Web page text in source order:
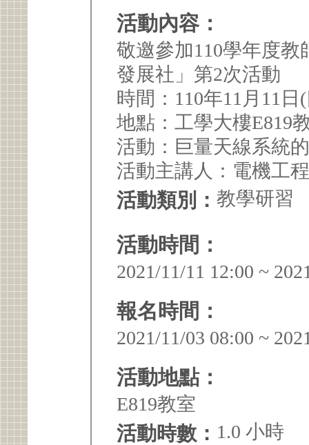
活動內容：
敬邀參加110學年度
發展社」第2次活動
時間：110年11月11
地點：工學大樓E819
活動：巨量天線系統
活動主講人：電機工
活動類別： 教學研習
活動時間：
2021/11/11 12:00 ~
報名時間：
2021/11/03 08:00 ~
活動地點：
E819教室
活動時數： 1.0 小時